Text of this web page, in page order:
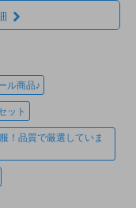
ル商品♪
ット
！品質で厳選していま